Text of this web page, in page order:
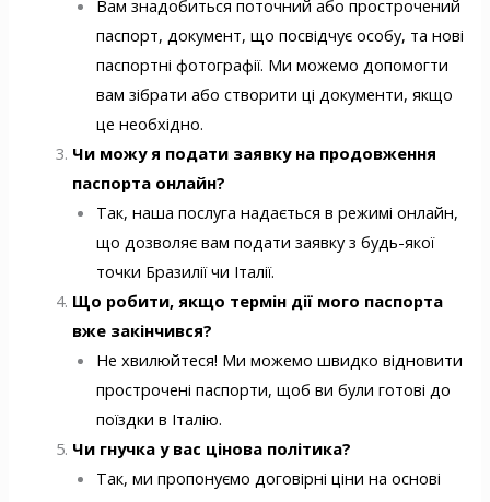
Вам знадобиться поточний або прострочений
паспорт, документ, що посвідчує особу, та нові
паспортні фотографії. Ми можемо допомогти
вам зібрати або створити ці документи, якщо
це необхідно.
Чи можу я подати заявку на продовження
паспорта онлайн?
Так, наша послуга надається в режимі онлайн,
що дозволяє вам подати заявку з будь-якої
точки Бразилії чи Італії.
Що робити, якщо термін дії мого паспорта
вже закінчився?
Не хвилюйтеся! Ми можемо швидко відновити
прострочені паспорти, щоб ви були готові до
поїздки в Італію.
Чи гнучка у вас цінова політика?
Так, ми пропонуємо договірні ціни на основі